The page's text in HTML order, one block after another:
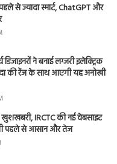
से ज्यादा स्मार्ट, ChatGPT और
ने बनाई लग्जरी इलेक्ट्रिक
की रेंज के साथ आएगी यह अनोखी
खुशखबरी, IRCTC की नई वेबसाइट
पहले से आसान और तेज